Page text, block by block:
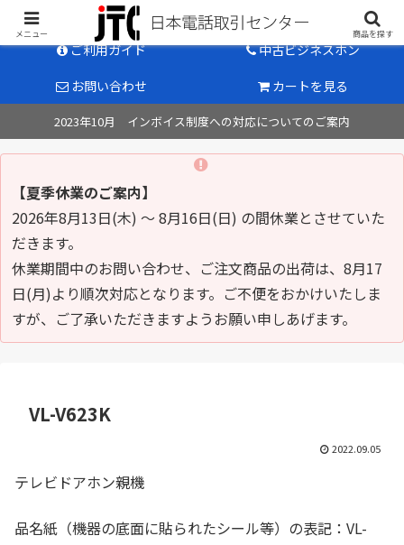
中古ビジネスホン販売のパイオニア
ご利用ガイド
中古ビジネスホン
お問い合わせ
カートを見る
2023年10月 インボイス制度への対応についてのご案内
【夏季休業のご案内】
2026年8月13日(木) ～ 8月16日(日) の間休業とさせていた
だきます。
休業期間中のお問い合わせ、ご注文商品の出荷は、8月17
日(月)より順次対応となります。ご不便をおかけいたしま
すが、ご了承いただきますようお願い申しあげます。
VL-V623K
2022.09.05
テレビドアホン親機
品名紙（機器の底面に貼られたシール等）の表記：VL-
メニュー 商品を探す